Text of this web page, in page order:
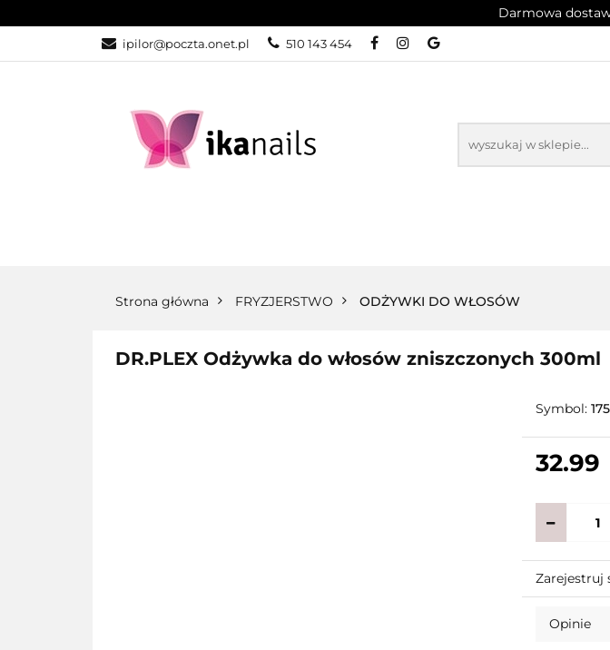
Darmowa
ipilor@poczta.onet.pl 510 143 454
KATEGORIE PROMOCJE NOWOŚCI
Strona główna FRYZJERSTWO ODŻYWKI DO WŁOSÓW
DR.PLEX Odżywka do włosów zniszczonych 300ml
Symbol:
32.99
Zarejestruj
Opinie